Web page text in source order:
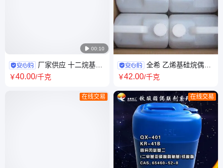
 00:10
厂家供应 十二烷基三
硅烷 长链硅烷偶联剂 防水剂
￥40.00/千克
在线交易
全希 乙烯基硅烷偶联
剂172 QX-681硅烷偶联剂 A-
￥42.00/千克
在线交易